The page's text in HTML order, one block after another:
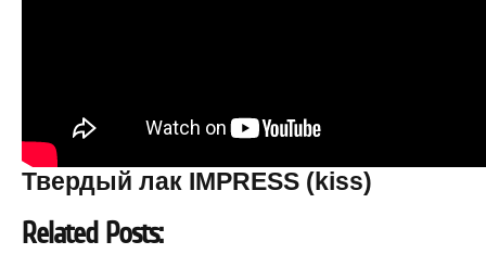
Твердый лак IMPRESS (kiss)
Related Posts: